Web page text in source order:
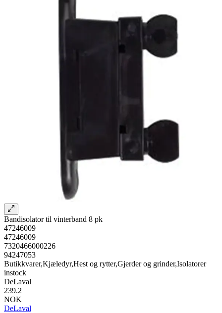
Bandisolator til vinterband 8 pk
47246009
47246009
7320466000226
94247053
Butikkvarer,Kjæledyr,Hest og rytter,Gjerder og grinder,Isolatorer
instock
DeLaval
239.2
NOK
DeLaval